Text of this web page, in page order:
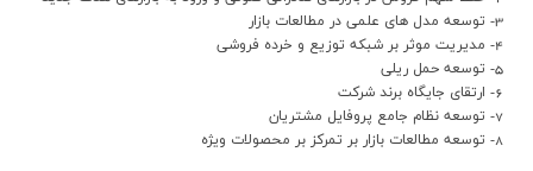
3- توسعه مدل های علمی در مطالعات بازار
4- مدیریت موثر بر شبکه توزیع و خرده فروشی
5- توسعه حمل ریلی
6- ارتقای جایگاه برند شرکت
7- توسعه نظام جامع پروفایل مشتریان
8- توسعه مطالعات بازار بر تمرکز بر محصولات ویژه